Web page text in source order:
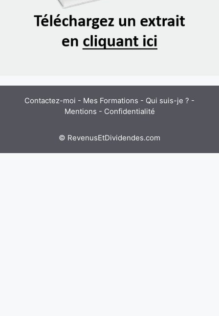
Contactez-moi - Mes Formations - Qui suis-je ? -
Mentions - Confidentialité
© RevenusEtDividendes.com